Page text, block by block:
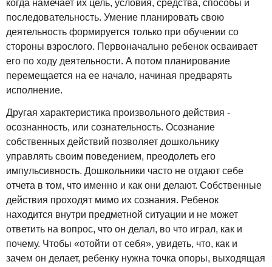
когда намечает их цель, условия, средства, способы и
последовательность. Умение планировать свою
деятельность формируется только при обучении со
стороны взрослого. Первоначально ребенок осваивает
его по ходу деятельности. А потом планирование
перемещается на ее начало, начиная предварять
исполнение.
Другая характеристика произвольного действия -
осознанность, или сознательность. Осознание
собственных действий позволяет дошкольнику
управлять своим поведением, преодолеть его
импульсивность. Дошкольники часто не отдают себе
отчета в том, что именно и как они делают. Собственные
действия проходят мимо их сознания. Ребенок
находится внутри предметной ситуации и не может
ответить на вопрос, что он делал, во что играл, как и
почему. Чтобы «отойти от себя», увидеть, что, как и
зачем он делает, ребенку нужна точка опоры, выходящая